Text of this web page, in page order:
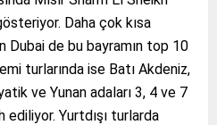
Daha çok kısa
de bu bayramın top 10
turlarında ise Batı Akdeniz,
ve Yunan adaları 3, 4 ve 7
Yurtdışı turlarda